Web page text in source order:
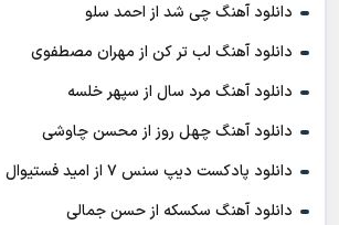
دانلود آهنگ چی شد از احمد سلو
دانلود آهنگ لب تر کن از مهران مصطفوی
دانلود آهنگ مرد سال از سپهر خلسه
دانلود آهنگ چهل روز از محسن چاوشی
دانلود پادکست ديپ سنس ۷ از اميد فستيوال
دانلود آهنگ سکسکه از حسن جمالی